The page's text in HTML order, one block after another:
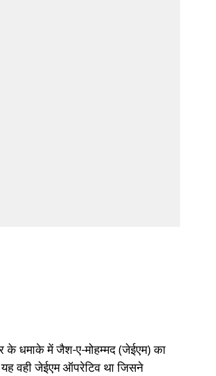
के धमाके में जैश-ए-मोहम्मद (जेईएम) का
वही जेईएम ऑपरेटिव था जिसने